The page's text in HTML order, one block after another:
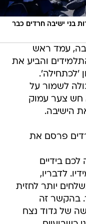
בני ישיבה חרדים כבר
עמד ראש
והביע את
'לכתחילה'.
לשמור על
חש צער עמוק
הישיבה.
פרסם את
בידיים
לדבריו,
יותר לחזית
בהקשר זה
של גדוד נצח